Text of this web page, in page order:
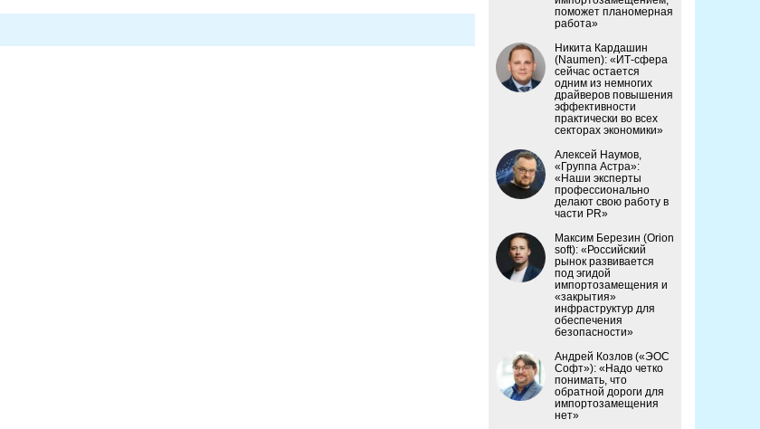
поможет планомерная
работа»
Никита Кардашин
(Naumen): «ИТ-сфера
сейчас остается
одним из немногих
драйверов повышения
эффективности
практически во всех
секторах экономики»
Алексей Наумов,
«Группа Астра»:
«Наши эксперты
профессионально
делают свою работу в
части PR»
Максим Березин (Orion
soft): «Российский
рынок развивается
под эгидой
импортозамещения и
«закрытия»
инфраструктур для
обеспечения
безопасности»
Андрей Козлов («ЭОС
Софт»): «Надо четко
понимать, что
обратной дороги для
импортозамещения
нет»